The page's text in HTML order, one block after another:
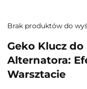
Brak produktów do
Geko Klucz
Alternatora:
Warsztacie